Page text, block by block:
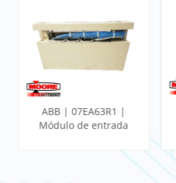
ABB | 07EA63R1 |
Módulo de entrada